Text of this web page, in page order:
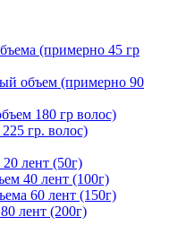
(примерно 45 гр
объем (примерно 90
180 гр волос)
гр. волос)
лент (50г)
40 лент (100г)
60 лент (150г)
лент (200г)